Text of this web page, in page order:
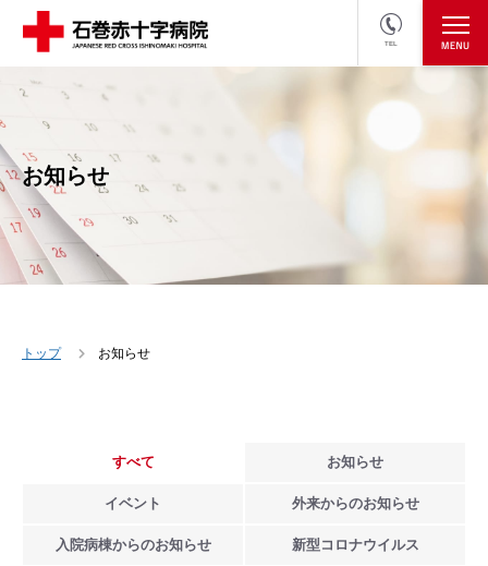
TEL
医療関係者の方
お知らせ
トップ お知らせ
すべて お知らせ
イベント 外来からのお知らせ
入院病棟からのお知らせ 新型 コロナウイルス